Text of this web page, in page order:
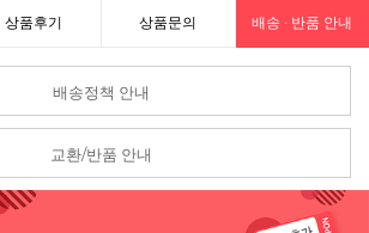
상품후기 상품문의 배송 · 반품 안내
배송정책 안내
교환/반품 안내